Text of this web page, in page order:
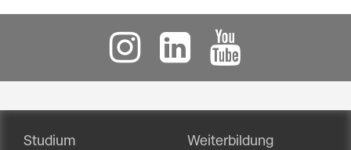
Studium Weiterbildung